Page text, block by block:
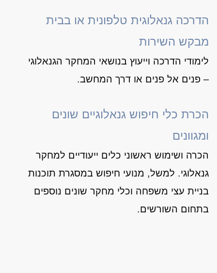
הדרכה גנאלוגית טלפונית או בבית
מבקש השירות
לימודי הדרכה וייעוץ בנושאי המחקר הגנאלוגי
– פנים אל פנים או דרך המחשב.
הכרת כלי חיפוש גנאלוגיים שונים
ומגוונים
הכרה ושימוש ראשוני כלים ייעודיים למחקר
גנאלוגי. למשל, מנועי חיפוש במסגרת תוכנות
בניית עצי משפחה וכלי מחקר שונים נוספים
בתחום השורשים.